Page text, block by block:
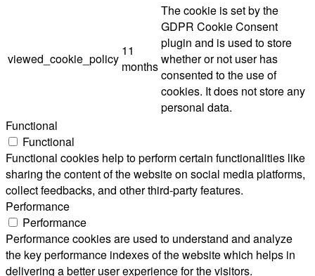
viewed_cookie_policy
11
months
The cookie is set by the
GDPR Cookie Consent
plugin and is used to store
whether or not user has
consented to the use of
cookies. It does not store any
personal data.
Functional
Functional
Functional cookies help to perform certain functionalities like
sharing the content of the website on social media platforms,
collect feedbacks, and other third-party features.
Performance
Performance
Performance cookies are used to understand and analyze
the key performance indexes of the website which helps in
delivering a better user experience for the visitors.